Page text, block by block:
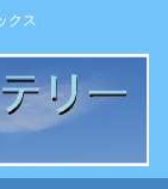
クス